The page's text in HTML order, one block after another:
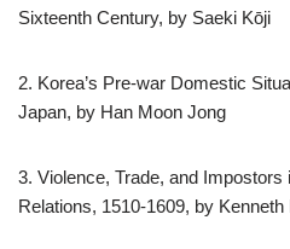
Sixteenth Century, by Saeki Kōji
2. Korea’s Pre-war Domestic
Japan, by Han Moon Jong
3. Violence, Trade, and Impostors
Relations, 1510-1609, by